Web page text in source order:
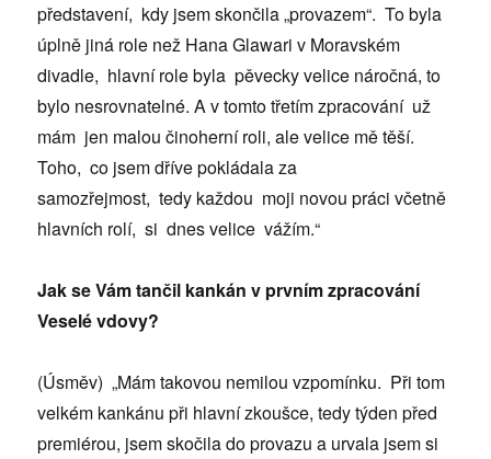
představení, kdy jsem skončila „provazem“. To byla
úplně jiná role než Hana Glawari v Moravském
divadle, hlavní role byla pěvecky velice náročná, to
bylo nesrovnatelné. A v tomto třetím zpracování už
mám jen malou činoherní roli, ale velice mě těší.
Toho, co jsem dříve pokládala za
samozřejmost, tedy každou moji novou práci včetně
hlavních rolí, si dnes velice vážím.“
Jak se Vám tančil kankán v prvním zpracování
Veselé vdovy?
(Úsměv) „Mám takovou nemilou vzpomínku. Při tom
velkém kankánu při hlavní zkoušce, tedy týden před
premiérou, jsem skočila do provazu a urvala jsem si